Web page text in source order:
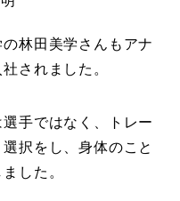
林田美学さんもアナ
されました。
手ではなく、トレー
択をし、身体のこと
した。